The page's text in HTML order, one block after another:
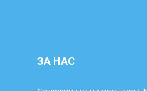
ЗА НАС